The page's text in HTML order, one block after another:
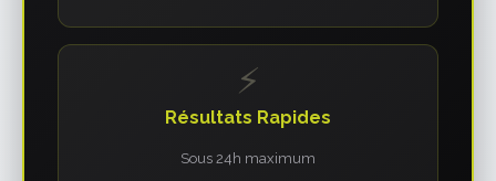
⚡
Résultats Rapides
Sous 24h maximum